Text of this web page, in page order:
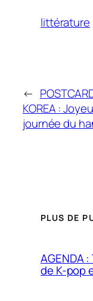
littérature
←
KOREA :
journée du
PLUS DE
AGENDA
de K-pop